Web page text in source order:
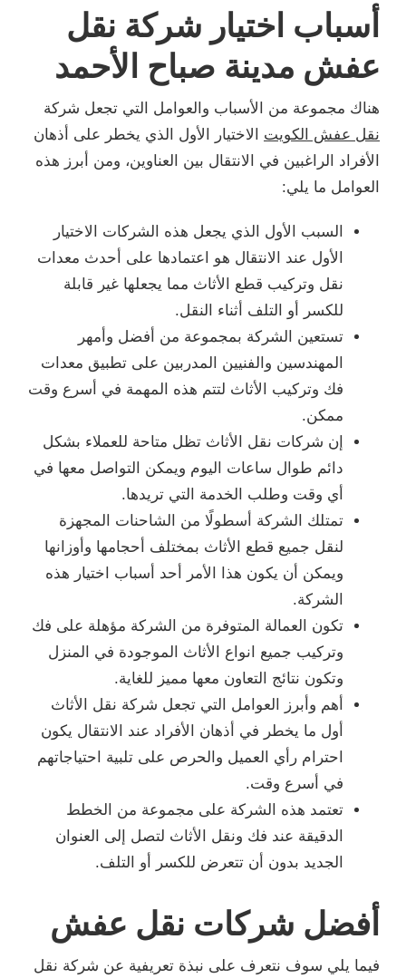
أسباب اختيار شركة نقل
عفش مدينة صباح الأحمد
هناك مجموعة من الأسباب والعوامل التي تجعل شركة
نقل عفش الكويت الاختيار الأول الذي يخطر على أذهان
الأفراد الراغبين في الانتقال بين العناوين، ومن أبرز هذه
العوامل ما يلي:
السبب الأول الذي يجعل هذه الشركات الاختيار
الأول عند الانتقال هو اعتمادها على أحدث معدات
نقل وتركيب قطع الأثاث مما يجعلها غير قابلة
للكسر أو التلف أثناء النقل.
تستعين الشركة بمجموعة من أفضل وأمهر
المهندسين والفنيين المدربين على تطبيق معدات
فك وتركيب الأثاث لتتم هذه المهمة في أسرع وقت
ممكن.
إن شركات نقل الأثاث تظل متاحة للعملاء بشكل
دائم طوال ساعات اليوم ويمكن التواصل معها في
أي وقت وطلب الخدمة التي تريدها.
تمتلك الشركة أسطولًا من الشاحنات المجهزة
لنقل جميع قطع الأثاث بمختلف أحجامها وأوزانها
ويمكن أن يكون هذا الأمر أحد أسباب اختيار هذه
الشركة.
تكون العمالة المتوفرة من الشركة مؤهلة على فك
وتركيب جميع انواع الأثاث الموجودة في المنزل
وتكون نتائج التعاون معها مميز للغاية.
أهم وأبرز العوامل التي تجعل شركة نقل الأثاث
أول ما يخطر في أذهان الأفراد عند الانتقال يكون
احترام رأي العميل والحرص على تلبية احتياجاتهم
في أسرع وقت.
تعتمد هذه الشركة على مجموعة من الخطط
الدقيقة عند فك ونقل الأثاث لتصل إلى العنوان
الجديد بدون أن تتعرض للكسر أو التلف.
أفضل شركات نقل عفش
فيما يلي سوف نتعرف على نبذة تعريفية عن شركة نقل